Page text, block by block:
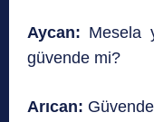
Aycan: Mesela
güvende mi?
Arıcan: